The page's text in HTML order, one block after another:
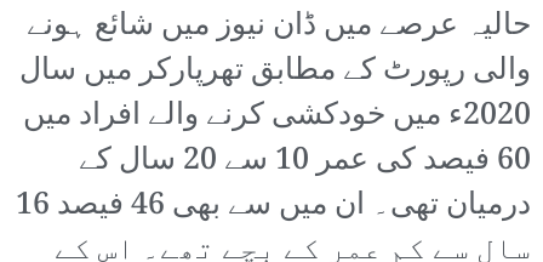
حالیہ عرصے میں ڈان نیوز میں شائع ہونے
والی رپورٹ کے مطابق تھرپارکر میں سال
2020ء میں خودکشی کرنے والے افراد میں
60 فیصد کی عمر 10 سے 20 سال کے
درمیان تھی۔ ان میں سے بھی 46 فیصد 16